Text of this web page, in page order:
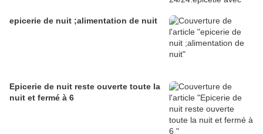
epicerie de nuit ;alimentation de nuit
Epicerie de nuit reste ouverte toute la
nuit et fermé à 6